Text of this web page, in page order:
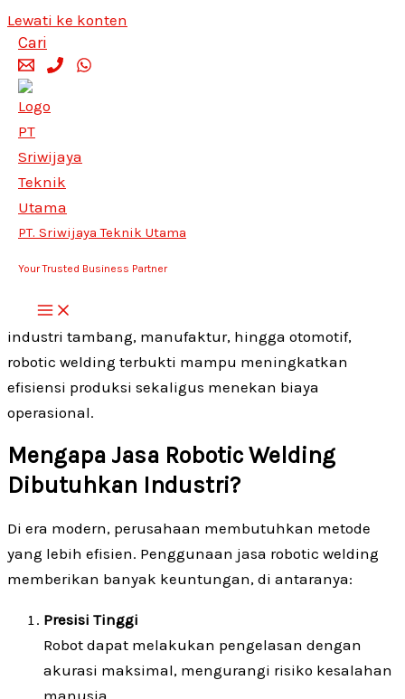
Lewati ke konten
Cari
PT. Sriwijaya Teknik Utama
Your Trusted Business Partner
Jasa Robotic Welding Profesional
untuk Proyek Industri Anda
Apa Itu Robotic Welding?
Robotic welding adalah teknologi pengelasan otomatis
menggunakan robot industri. Proses ini dirancang
dan cepat
industri tambang, manufaktur, hingga otomotif,
robotic welding terbukti mampu meningkatkan
efisiensi produksi sekaligus menekan biaya
operasional.
Mengapa Jasa Robotic Welding
Dibutuhkan Industri?
Di era modern, perusahaan membutuhkan metode
yang lebih efisien. Penggunaan jasa robotic welding
memberikan banyak keuntungan, di antaranya:
Presisi Tinggi
Robot dapat melakukan pengelasan dengan
akurasi maksimal, mengurangi risiko kesalahan
manusia.